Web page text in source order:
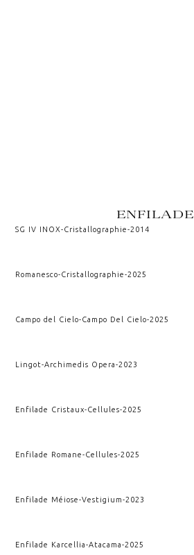
ENFILADE
SG IV INOX-Cristallographie-2014
Romanesco-Cristallographie-2025
Campo del Cielo-Campo Del Cielo-2025
Lingot-Archimedis Opera-2023
Enfilade Cristaux-Cellules-2025
Enfilade Romane-Cellules-2025
Enfilade Méiose-Vestigium-2023
Enfilade Karcellia-Atacama-2025